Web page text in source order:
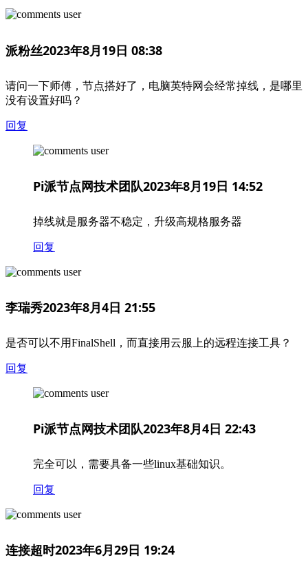
派粉丝2023年8月19日 08:38
请问一下师傅，节点搭好了，电脑英特网会经常掉线，是哪里
没有设置好吗？
回复
Pi派节点网技术团队2023年8月19日 14:52
掉线就是服务器不稳定，升级高规格服务器
回复
李瑞秀2023年8月4日 21:55
是否可以不用FinalShell，而直接用云服上的远程连接工具？
回复
Pi派节点网技术团队2023年8月4日 22:43
完全可以，需要具备一些linux基础知识。
回复
连接超时2023年6月29日 19:24